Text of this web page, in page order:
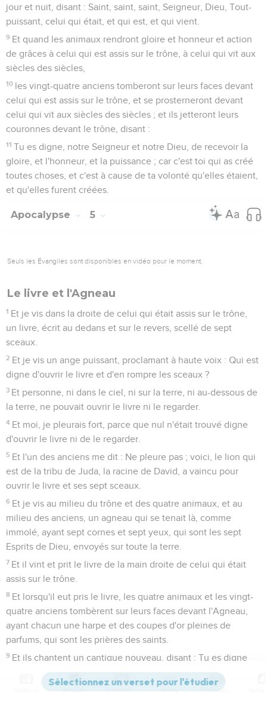
jour et nuit, disant : Saint, saint, saint, Seigneur, Dieu, Tout-
puissant, celui qui était, et qui est, et qui vient.
9 Et quand les animaux rendront gloire et honneur et action
de grâces à celui qui est assis sur le trône, à celui qui vit aux
siècles des siècles,
10 les vingt-quatre anciens tomberont sur leurs faces devant
celui qui est assis sur le trône, et se prosterneront devant
celui qui vit aux siècles des siècles ; et ils jetteront leurs
couronnes devant le trône, disant :
11 Tu es digne, notre Seigneur et notre Dieu, de recevoir la
gloire, et l'honneur, et la puissance ; car c'est toi qui as créé
toutes choses, et c'est à cause de ta volonté qu'elles étaient,
et qu'elles furent créées.
Apocalypse 5
Seuls les Évangiles sont disponibles en vidéo pour le moment.
Le livre et l'Agneau
1 Et je vis dans la droite de celui qui était assis sur le trône,
un livre, écrit au dedans et sur le revers, scellé de sept
sceaux.
2 Et je vis un ange puissant, proclamant à haute voix : Qui est
digne d'ouvrir le livre et d'en rompre les sceaux ?
3 Et personne, ni dans le ciel, ni sur la terre, ni au-dessous de
la terre, ne pouvait ouvrir le livre ni le regarder.
4 Et moi, je pleurais fort, parce que nul n'était trouvé digne
d'ouvrir le livre ni de le regarder.
5 Et l'un des anciens me dit : Ne pleure pas ; voici, le lion qui
est de la tribu de Juda, la racine de David, a vaincu pour
ouvrir le livre et ses sept sceaux.
6 Et je vis au milieu du trône et des quatre animaux, et au
milieu des anciens, un agneau qui se tenait là, comme
immolé, ayant sept cornes et sept yeux, qui sont les sept
Esprits de Dieu, envoyés sur toute la terre.
7 Et il vint et prit le livre de la main droite de celui qui était
assis sur le trône.
8 Et lorsqu'il eut pris le livre, les quatre animaux et les vingt-
quatre anciens tombèrent sur leurs faces devant l'Agneau,
ayant chacun une harpe et des coupes d'or pleines de
parfums, qui sont les prières des saints.
9 Et ils chantent un cantique nouveau, disant : Tu es digne
de prendre le livre, et d'en ouvrir les sceaux ; car tu as été
immolé, et tu as acheté pour Dieu par ton sang, de toute
Versions Commentaires Strong